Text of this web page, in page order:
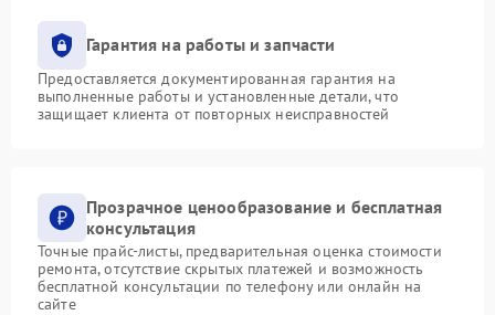
Гарантия на работы и запчасти
Предоставляется документированная гарантия на
выполненные работы и установленные детали, что
защищает клиента от повторных неисправностей
Прозрачное ценообразование и бесплатная
консультация
Точные прайс-листы, предварительная оценка стоимости
ремонта, отсутствие скрытых платежей и возможность
бесплатной консультации по телефону или онлайн на
сайте